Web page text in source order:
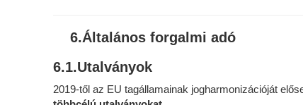
6.Általános forgalmi adó
6.1.Utalványok
2019-től az EU tagállamainak jogharmonizációját